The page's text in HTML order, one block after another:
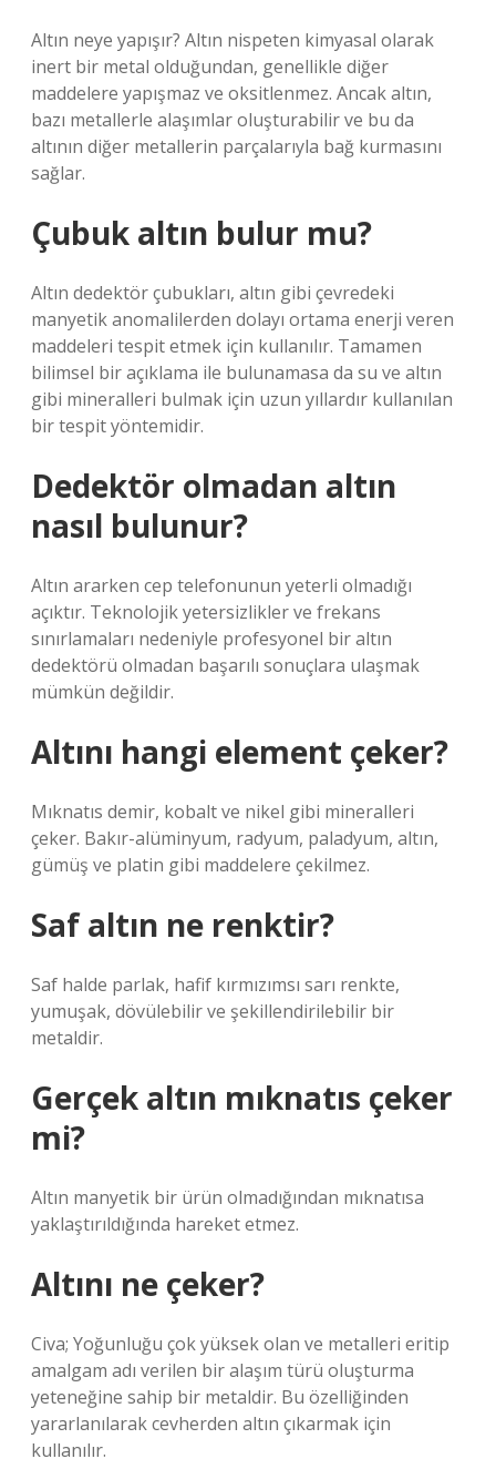
Altın neye yapışır? Altın nispeten kimyasal olarak
inert bir metal olduğundan, genellikle diğer
maddelere yapışmaz ve oksitlenmez. Ancak altın,
bazı metallerle alaşımlar oluşturabilir ve bu da
altının diğer metallerin parçalarıyla bağ kurmasını
sağlar.
Çubuk altın bulur mu?
Altın dedektör çubukları, altın gibi çevredeki
manyetik anomalilerden dolayı ortama enerji veren
maddeleri tespit etmek için kullanılır. Tamamen
bilimsel bir açıklama ile bulunamasa da su ve altın
gibi mineralleri bulmak için uzun yıllardır kullanılan
bir tespit yöntemidir.
Dedektör olmadan altın
nasıl bulunur?
Altın ararken cep telefonunun yeterli olmadığı
açıktır. Teknolojik yetersizlikler ve frekans
sınırlamaları nedeniyle profesyonel bir altın
dedektörü olmadan başarılı sonuçlara ulaşmak
mümkün değildir.
Altını hangi element çeker?
Mıknatıs demir, kobalt ve nikel gibi mineralleri
çeker. Bakır-alüminyum, radyum, paladyum, altın,
gümüş ve platin gibi maddelere çekilmez.
Saf altın ne renktir?
Saf halde parlak, hafif kırmızımsı sarı renkte,
yumuşak, dövülebilir ve şekillendirilebilir bir
metaldir.
Gerçek altın mıknatıs çeker
mi?
Altın manyetik bir ürün olmadığından mıknatısa
yaklaştırıldığında hareket etmez.
Altını ne çeker?
Civa; Yoğunluğu çok yüksek olan ve metalleri eritip
amalgam adı verilen bir alaşım türü oluşturma
yeteneğine sahip bir metaldir. Bu özelliğinden
yararlanılarak cevherden altın çıkarmak için
kullanılır.